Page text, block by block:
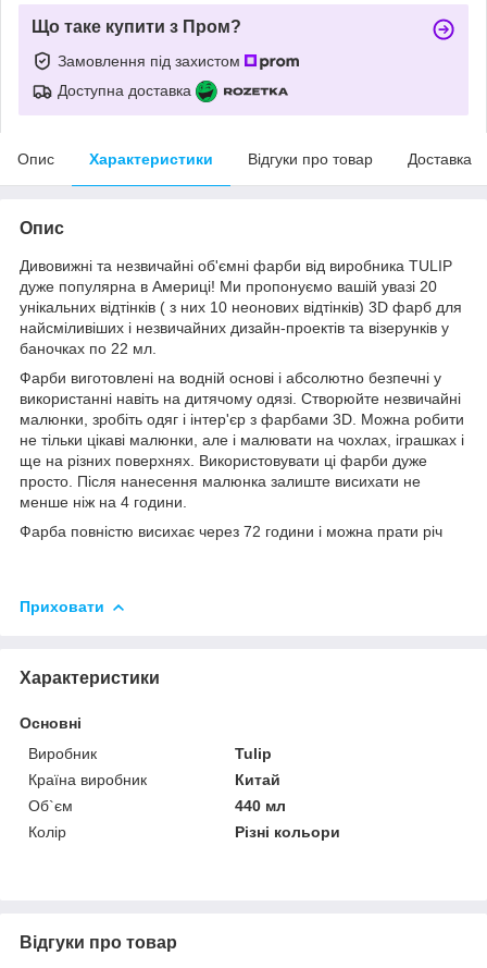
Що таке купити з Пром?
Замовлення під захистом
Доступна доставка
Опис Характеристики Відгуки про товар Доставка
Опис
Дивовижні та незвичайні об'ємні фарби від виробника TULIP
дуже популярна в Америці! Ми пропонуємо вашій увазі 20
унікальних відтінків ( з них 10 неонових відтінків) 3D фарб для
найсміливіших і незвичайних дизайн-проектів та візерунків у
баночках по 22 мл.
Фарби виготовлені на водній основі і абсолютно безпечні у
використанні навіть на дитячому одязі. Створюйте незвичайні
малюнки, зробіть одяг і інтер'єр з фарбами 3D. Можна робити
не тільки цікаві малюнки, але і малювати на чохлах, іграшках і
ще на різних поверхнях. Використовувати ці фарби дуже
просто. Після нанесення малюнка залиште висихати не
менше ніж на 4 години.
Фарба повністю висихає через 72 години і можна прати річ
Приховати
Характеристики
Основні
Виробник
Tulip
Країна виробник
Китай
Об`єм
440 мл
Колір
Різні кольори
Відгуки про товар